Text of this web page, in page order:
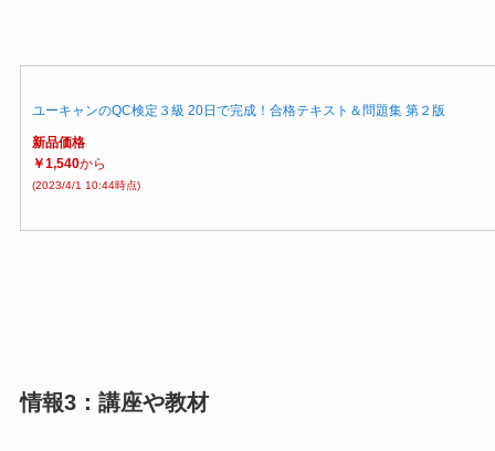
ユーキャンのQC検定３級 20日で完成！合格テキスト＆問題集 第２版
新品価格
￥1,540から
(2023/4/1 10:44時点)
情報3：講座や教材